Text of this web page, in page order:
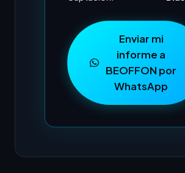
Enviar mi
informe a
BEOFFON por
WhatsApp